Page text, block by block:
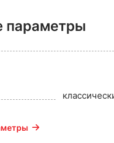
параметры